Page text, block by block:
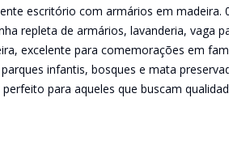
escritório com armários em
repleta de armários, lavanderia, vaga
excelente para comemorações em
infantis, bosques e mata
para aqueles que buscam